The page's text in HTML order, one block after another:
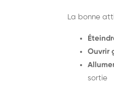
La bonne
Ouvrir
sortie